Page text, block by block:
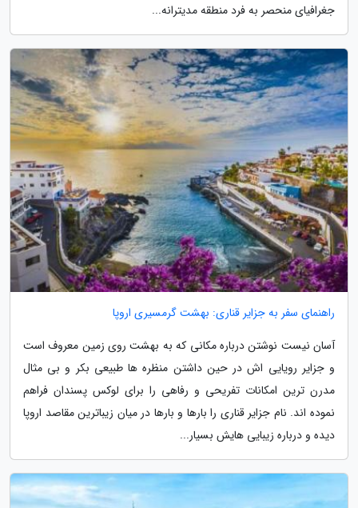
جغرافیای منحصر به فرد منطقه مدیترانه...
راهنمای سفر به جزایر قناری: بهشت گرمسیری اروپا
آسان نیست نوشتن درباره مکانی که به بهشت روی زمین معروف است
و جزایر رویایی اش در حین داشتن منظره ها طبیعی بکر و بی مثال
مدرن ترین امکانات تفریحی و رفاهی را برای لوکس پسندان فراهم
نموده اند. نام جزایر قناری را بارها و بارها در میان زیباترین مقاصد اروپا
دیده و درباره زیبایی هایش بسیار...